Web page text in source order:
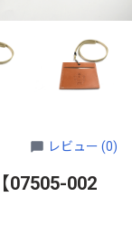
レビュー (0)
002